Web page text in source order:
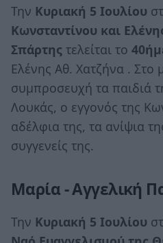
Την Κυριακή 5 Ιουλίου
Κωνσταντίνου και
Σπάρτης τελείται το
Ελένης Αθ. Χατζήνα . Στο
συμπροσευχή τα παιδιά
Λουκάς, ο εγγονός της
αδέλφια της, τα ανίψια
συγγενείς της.
Μαρία - Αγγελική
Την Κυριακή 5 Ιουλίου